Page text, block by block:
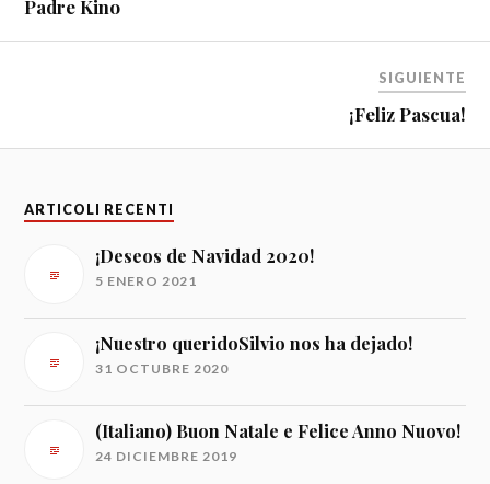
Padre Kino
SIGUIENTE
¡Feliz Pascua!
ARTICOLI RECENTI
¡Deseos de Navidad 2020!
5 ENERO 2021
¡Nuestro queridoSilvio nos ha dejado!
31 OCTUBRE 2020
(Italiano) Buon Natale e Felice Anno Nuovo!
24 DICIEMBRE 2019